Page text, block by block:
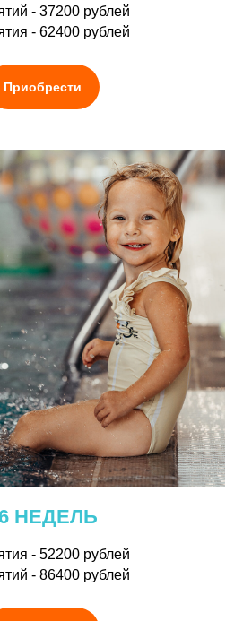
- 37200 рублей
- 62400 рублей
Приобрести
НЕДЕЛЬ
- 52200 рублей
- 86400 рублей